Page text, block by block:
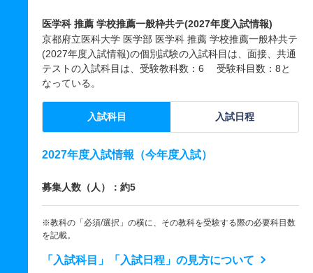
医学科 推薦 学校推薦一般枠共テ(2027年度入試情報)
京都府立医科大学 医学部 医学科 推薦 学校推薦一般枠共テ
(2027年度入試情報)の個別試験の入試科目は、面接、共通
テストの入試科目は、受験教科数：6 受験科目数：8と
なっている。
入試科目 入試日程
2027年度入試情報（今年度入試）
募集人数（人）：約5
※教科の「必須/選択」の横に、その教科を受験する際の必要科目数
を記載。
「入試科目」「入試日程」の見方について